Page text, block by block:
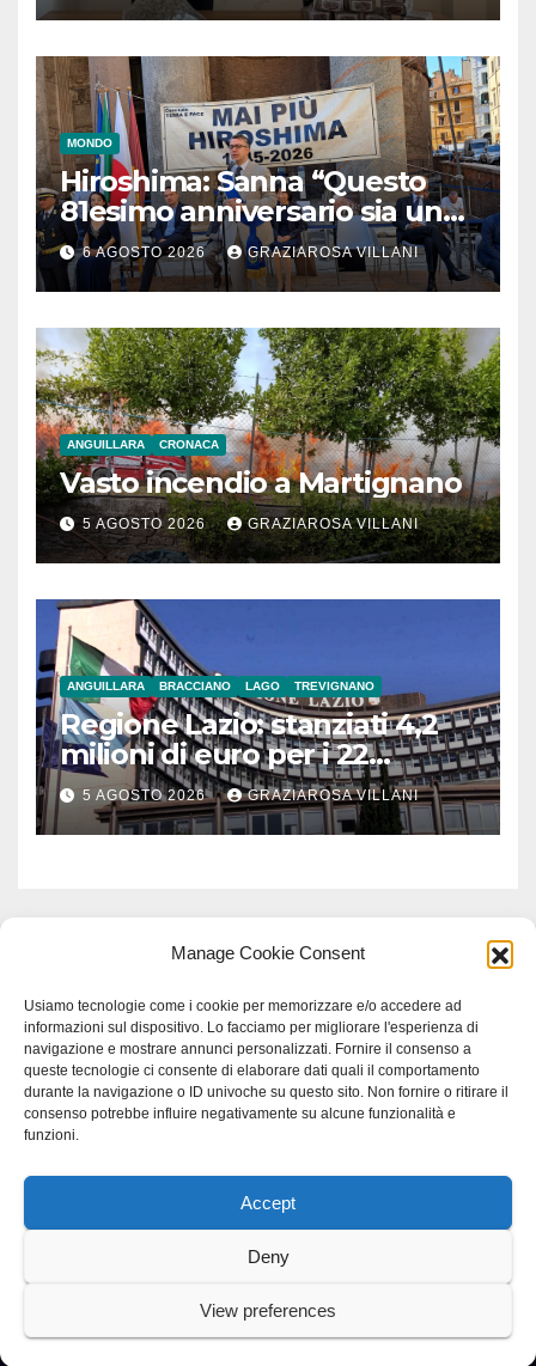
Manage Cookie Consent
Usiamo tecnologie come i cookie per memorizzare e/o accedere ad
informazioni sul dispositivo. Lo facciamo per migliorare l'esperienza di
navigazione e mostrare annunci personalizzati. Fornire il consenso a
queste tecnologie ci consente di elaborare dati quali il comportamento
durante la navigazione o ID univoche su questo sito. Non fornire o ritirare il
consenso potrebbe influire negativamente su alcune funzionalità e
funzioni.
Accept
Deny
View preferences
MONDO
Hiroshima: Sanna “Questo
81esimo anniversario sia un
monito per tutti”
6 AGOSTO 2026 GRAZIAROSA VILLANI
ANGUILLARA CRONACA
Vasto incendio a Martignano
5 AGOSTO 2026 GRAZIAROSA VILLANI
ANGUILLARA BRACCIANO LAGO TREVIGNANO
Regione Lazio: stanziati 4,2
milioni di euro per i 22
Comuni dell’Etruria
Meridionale
5 AGOSTO 2026 GRAZIAROSA VILLANI
Proudly powered by WordPress|Tema: Newspaperex di
Scienzastudio specialistico bracciano